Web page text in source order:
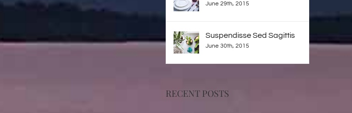
June 29th, 2015
Suspendisse Sed Sagittis
June 30th, 2015
RECENT POSTS